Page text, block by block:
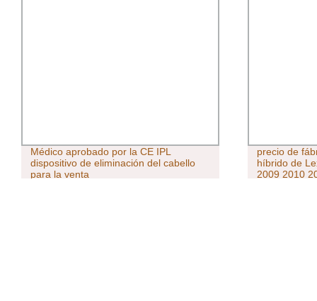
CE IPL
del cabello
precio de fábrica 288V batería de coche
híbrido de Lexus GS 450h 2007 2008